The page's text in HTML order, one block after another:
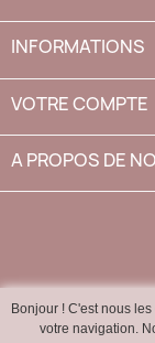
Bonjour ! C'est nous
votre navigation.
INFORMATIONS
VOTRE COMPTE
A PROPOS DE